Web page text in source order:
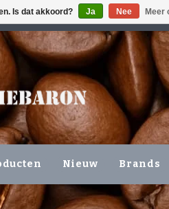
OF OPHALEN
Nieuw Brands
Is dat akkoord? Ja Nee Meer